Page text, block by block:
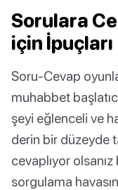
Sorulara
için İpuçları
Soru-Cevap
muhabbet
şeyi eğlenceli ve
derin bir düzeyde
cevaplıyor
sorgulama